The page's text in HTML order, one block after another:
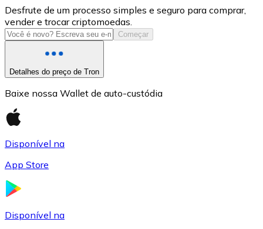
USD Coin
USDC
Desfrute de um processo simples e seguro para comprar,
vender e trocar criptomoedas.
Começar
Detalhes do preço de Tron
Baixe nossa Wallet de auto-custódia
Disponível na
App Store
Disponível na